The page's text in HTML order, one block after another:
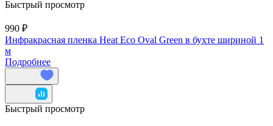
Быстрый просмотр
990 ₽
Инфракрасная пленка Heat Eco Oval Green в бухте шириной 1
м
Подробнее
Быстрый просмотр